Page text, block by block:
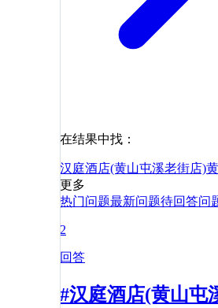
在结果中找：
汉庭酒店(黄山屯溪老街店)
更多
热门问题最新问题待回答问
2
回答
#汉庭酒店(黄山屯